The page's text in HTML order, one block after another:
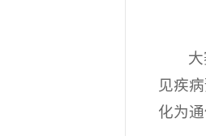
见疾
化为